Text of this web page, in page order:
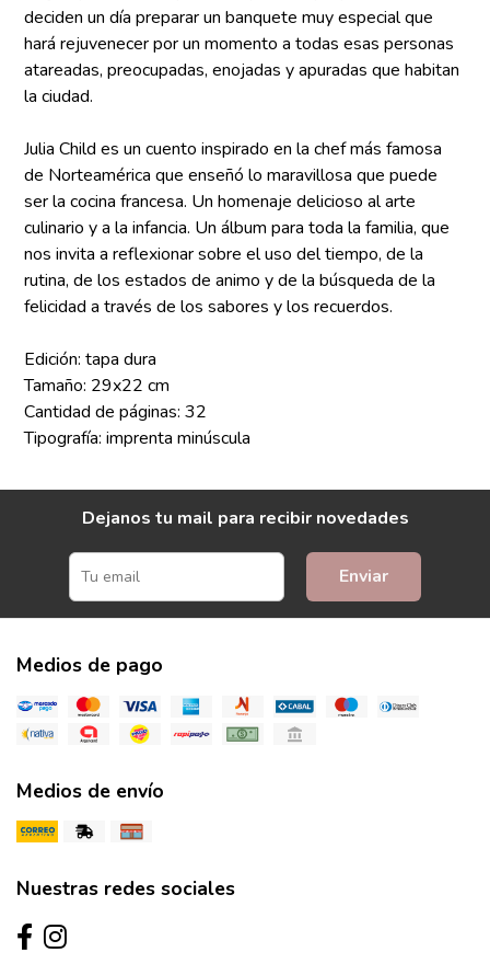
deciden un día preparar un banquete muy especial que
hará rejuvenecer por un momento a todas esas personas
atareadas, preocupadas, enojadas y apuradas que habitan
la ciudad.
Julia Child es un cuento inspirado en la chef más famosa
de Norteamérica que enseñó lo maravillosa que puede
ser la cocina francesa. Un homenaje delicioso al arte
culinario y a la infancia. Un álbum para toda la familia, que
nos invita a reflexionar sobre el uso del tiempo, de la
rutina, de los estados de animo y de la búsqueda de la
felicidad a través de los sabores y los recuerdos.
Edición: tapa dura
Tamaño: 29x22 cm
Cantidad de páginas: 32
Tipografía: imprenta minúscula
Dejanos tu mail para recibir novedades
Enviar
Medios de pago
Medios de envío
Nuestras redes sociales